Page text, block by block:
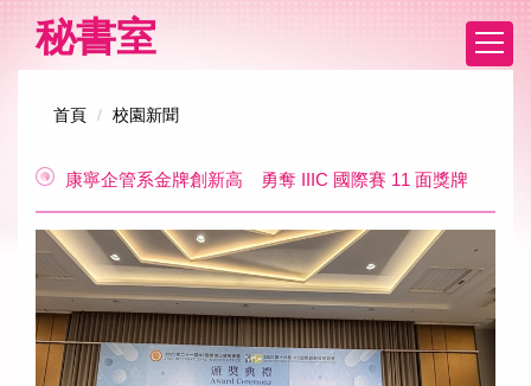
主
秘書室
首頁 校園新聞
康寧企管系金牌創新高 勇奪 IIIC 國際賽 11 面獎牌